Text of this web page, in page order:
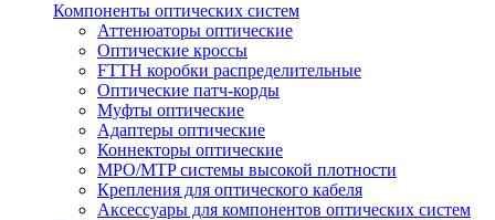
Компоненты оптических систем
Аттенюаторы оптические
Оптические кроссы
FTTH коробки распределительные
Оптические патч-корды
Муфты оптические
Адаптеры оптические
Коннекторы оптические
MPO/MTP системы высокой плотности
Крепления для оптического кабеля
Аксессуары для компонентов оптических систем